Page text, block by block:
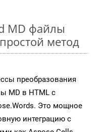
MD файлы
метод
преобразования
MD в HTML с
Это мощное
интеграцию с